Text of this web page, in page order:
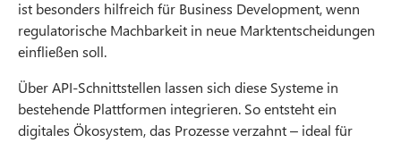
ist besonders hilfreich für Business Development, wenn
regulatorische Machbarkeit in neue Marktentscheidungen
einfließen soll.
Über API-Schnittstellen lassen sich diese Systeme in
bestehende Plattformen integrieren. So entsteht ein
digitales Ökosystem, das Prozesse verzahnt – ideal für